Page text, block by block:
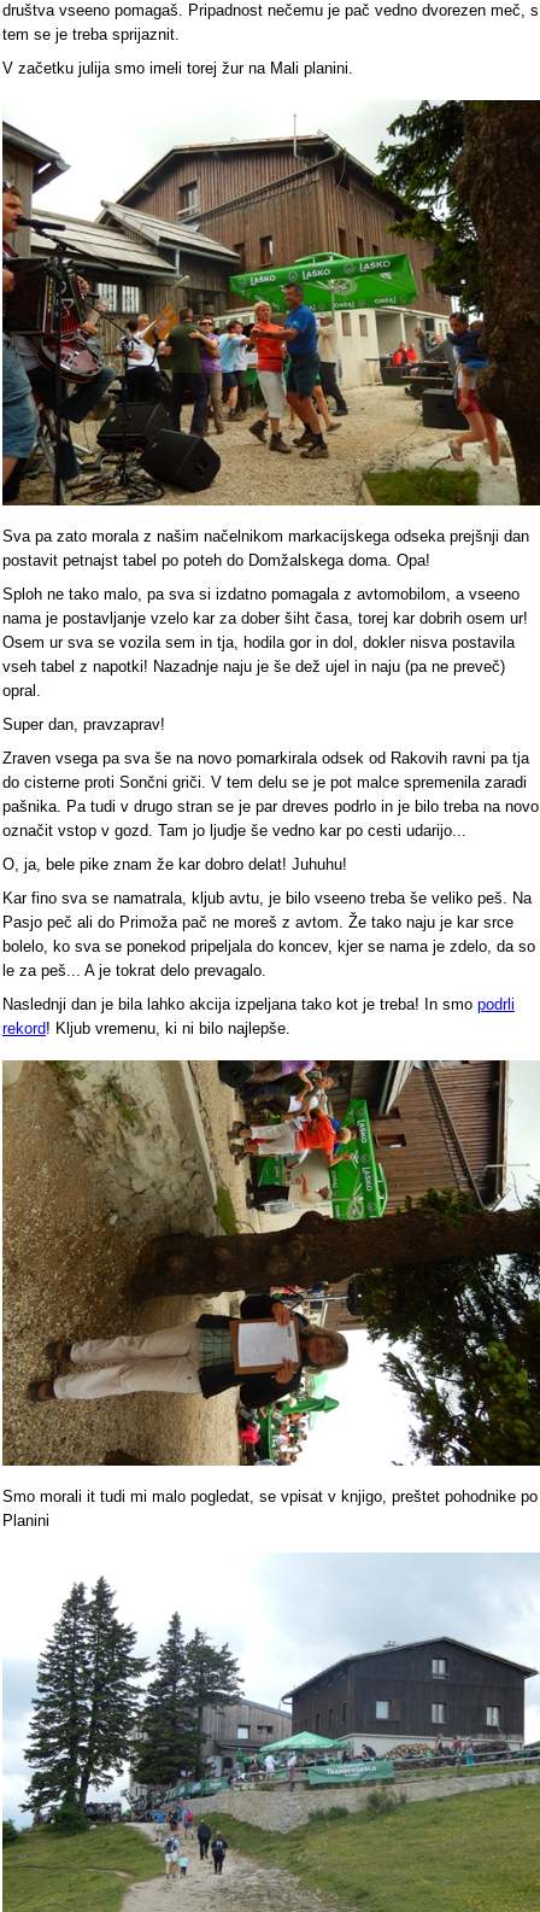
društva vseeno pomagaš. Pripadnost nečemu je pač vedno dvorezen meč, s
tem se je treba sprijaznit.
V začetku julija smo imeli torej žur na Mali planini.
Sva pa zato morala z našim načelnikom markacijskega odseka prejšnji dan
postavit petnajst tabel po poteh do Domžalskega doma. Opa!
Sploh ne tako malo, pa sva si izdatno pomagala z avtomobilom, a vseeno
nama je postavljanje vzelo kar za dober šiht časa, torej kar dobrih osem ur!
Osem ur sva se vozila sem in tja, hodila gor in dol, dokler nisva postavila
vseh tabel z napotki! Nazadnje naju je še dež ujel in naju (pa ne preveč)
opral.
Super dan, pravzaprav!
Zraven vsega pa sva še na novo pomarkirala odsek od Rakovih ravni pa tja
do cisterne proti Sončni griči. V tem delu se je pot malce spremenila zaradi
pašnika. Pa tudi v drugo stran se je par dreves podrlo in je bilo treba na novo
označit vstop v gozd. Tam jo ljudje še vedno kar po cesti udarijo...
O, ja, bele pike znam že kar dobro delat! Juhuhu!
Kar fino sva se namatrala, kljub avtu, je bilo vseeno treba še veliko peš. Na
Pasjo peč ali do Primoža pač ne moreš z avtom. Že tako naju je kar srce
bolelo, ko sva se ponekod pripeljala do koncev, kjer se nama je zdelo, da so
le za peš... A je tokrat delo prevagalo.
Naslednji dan je bila lahko akcija izpeljana tako kot je treba! In smo podrli
rekord! Kljub vremenu, ki ni bilo najlepše.
Smo morali it tudi mi malo pogledat, se vpisat v knjigo, preštet pohodnike po
Planini